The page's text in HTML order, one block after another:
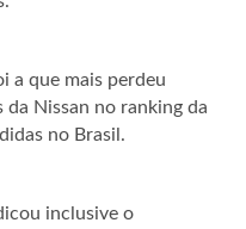
a que mais perdeu
Nissan no ranking da
no Brasil.
inclusive o